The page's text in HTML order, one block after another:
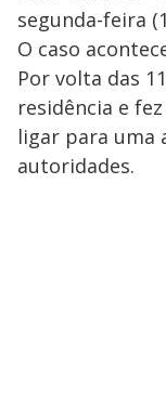
segunda-feira
O caso
Por volta das
residência e
ligar para uma
autoridades.